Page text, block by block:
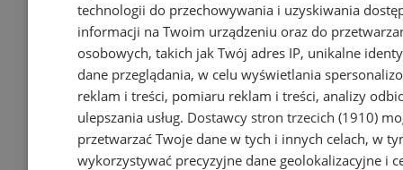
technologii do przechowywania i uzyskiwania
informacji na Twoim urządzeniu oraz do
osobowych, takich jak Twój adres IP, unikalne
dane przeglądania, w celu wyświetlania
reklam i treści, pomiaru reklam i treści, analizy
ulepszania usług. Dostawcy stron trzecich (1910)
przetwarzać Twoje dane w tych i innych celach, w
wykorzystywać precyzyjne dane geolokalizacyjne i